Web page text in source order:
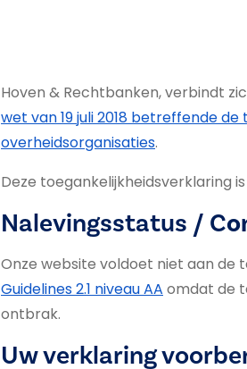
Hoven & Rechtbanken, verbindt
wet van 19 juli 2018 betreffende
overheidsorganisaties.
Deze toegankelijkheidsverklaring
Nalevingsstatus / C
Onze website voldoet niet aan de
Guidelines 2.1 niveau AA omdat de
ontbrak.
Uw verklaring